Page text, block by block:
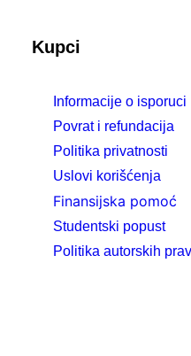
Kupci
Informacije o isporuci
Povrat i refundacija
Politika privatnosti
Uslovi korišćenja
Finansijska pomoć
Studentski popust
Politika autorskih